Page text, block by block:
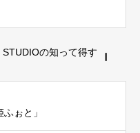
の知って得す
ぉと」